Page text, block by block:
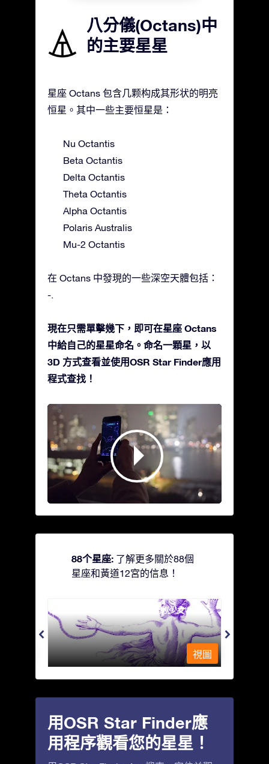
八分儀(Octans)中
的主要星星
星座 Octans 包含几颗构成其形状的明亮
恒星。其中一些主要恒星是：
Nu Octantis
Beta Octantis
Delta Octantis
Theta Octantis
Alpha Octantis
Polaris Australis
Mu-2 Octantis
在 Octans 中發現的一些深空天體包括：
-.
現在只需單擊幾下，即可在星座 Octans
中給自己的星星命名。命名一顆星，以
3D 方式查看並使用OSR Star Finder應用
程式查找！
88个星座: 了解更多關於88個
星座和黃道12宮的信息！
Andromeda - 被鐵鍊鎖著的少女
視圖
用OSR Star Finder應
用程序觀看您的星星！